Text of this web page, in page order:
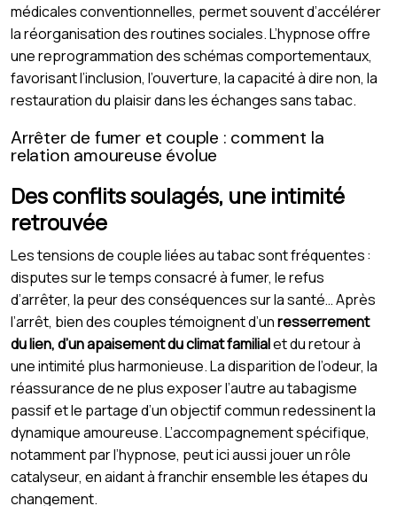
médicales conventionnelles, permet souvent d’accélérer
la réorganisation des routines sociales. L’hypnose offre
une reprogrammation des schémas comportementaux,
favorisant l’inclusion, l’ouverture, la capacité à dire non, la
restauration du plaisir dans les échanges sans tabac.
Arrêter de fumer et couple : comment la
relation amoureuse évolue
Des conflits soulagés, une intimité
retrouvée
Les tensions de couple liées au tabac sont fréquentes :
disputes sur le temps consacré à fumer, le refus
d’arrêter, la peur des conséquences sur la santé… Après
l’arrêt, bien des couples témoignent d’unresserrement
du lien, d’un apaisement du climat familialet du retour à
une intimité plus harmonieuse. La disparition de l’odeur, la
réassurance de ne plus exposer l’autre au tabagisme
passif et le partage d’un objectif commun redessinent la
dynamique amoureuse. L’accompagnement spécifique,
notamment par l’hypnose, peut ici aussi jouer un rôle
catalyseur, en aidant à franchir ensemble les étapes du
changement.